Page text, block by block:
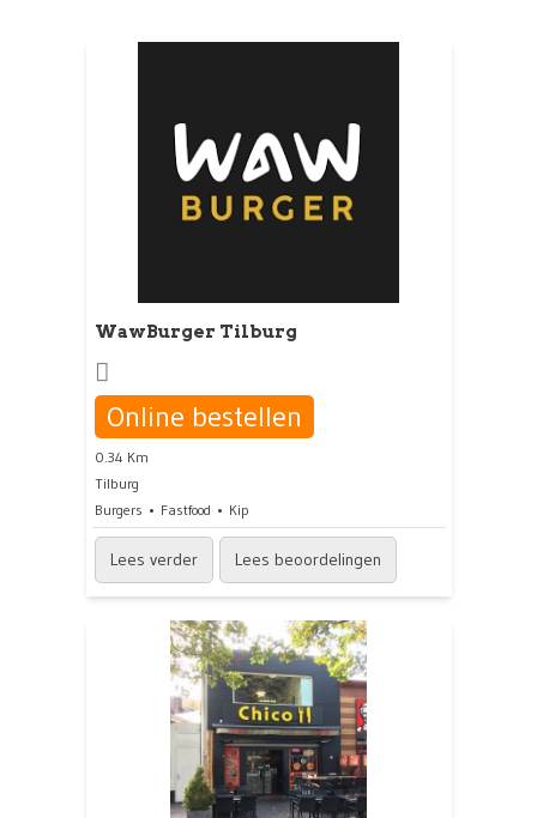
WawBurger Tilburg
Online bestellen
0.34 Km
Tilburg
Burgers
Fastfood Kip
Lees verder Lees beoordelingen